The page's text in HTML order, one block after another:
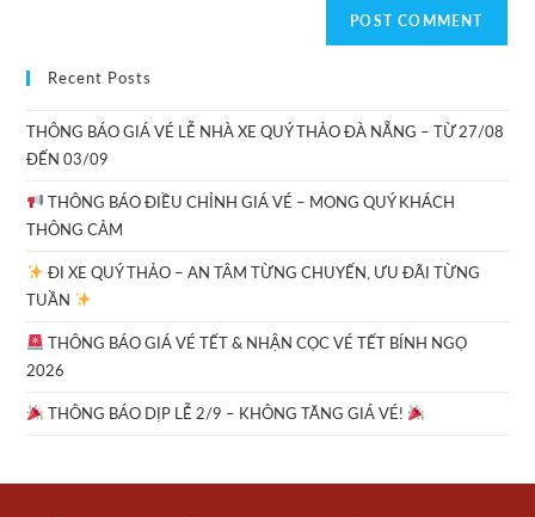
Recent Posts
THÔNG BÁO GIÁ VÉ LỄ NHÀ XE QUÝ THẢO ĐÀ NẴNG – TỪ 27/08
ĐẾN 03/09
THÔNG BÁO ĐIỀU CHỈNH GIÁ VÉ – MONG QUÝ KHÁCH
THÔNG CẢM
ĐI XE QUÝ THẢO – AN TÂM TỪNG CHUYẾN, ƯU ĐÃI TỪNG
TUẦN
THÔNG BÁO GIÁ VÉ TẾT & NHẬN CỌC VÉ TẾT BÍNH NGỌ
2026
THÔNG BÁO DỊP LỄ 2/9 – KHÔNG TĂNG GIÁ VÉ!